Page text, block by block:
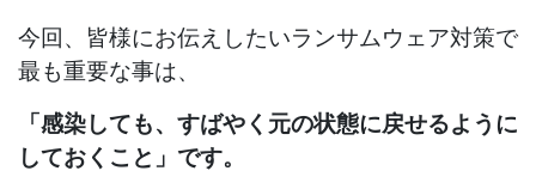
今回、皆様にお伝えしたいランサムウェア対策で
最も重要な事は、
「感染しても、すばやく元の状態に戻せるように
しておくこと」です。